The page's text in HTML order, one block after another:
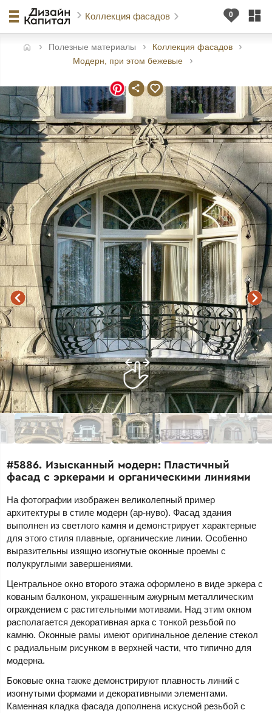
Коллекция фасадов
Полезные материалы
Коллекция фасадов
Модерн, при этом бежевые
#5886. Изысканный модерн: Пластичный
фасад с эркерами и органическими линиями
На фотографии изображен великолепный пример
архитектуры в стиле модерн (ар-нуво). Фасад здания
выполнен из светлого камня и демонстрирует характерные
для этого стиля плавные, органические линии. Особенно
выразительны изящно изогнутые оконные проемы с
полукруглыми завершениями.
Центральное окно второго этажа оформлено в виде эркера с
кованым балконом, украшенным ажурным металлическим
ограждением с растительными мотивами. Над этим окном
располагается декоративная арка с тонкой резьбой по
камню. Оконные рамы имеют оригинальное деление стекол
с радиальным рисунком в верхней части, что типично для
модерна.
Боковые окна также демонстрируют плавность линий с
изогнутыми формами и декоративными элементами.
Каменная кладка фасада дополнена искусной резьбой с